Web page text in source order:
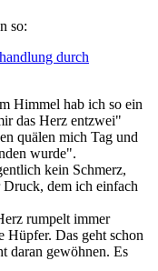
so:
Himmel hab ich so ein
das Herz entzwei"
quälen mich Tag und
wurde".
kein Schmerz,
Druck, dem ich einfach
rumpelt immer
Hüpfer. Das geht schon
daran gewöhnen. Es